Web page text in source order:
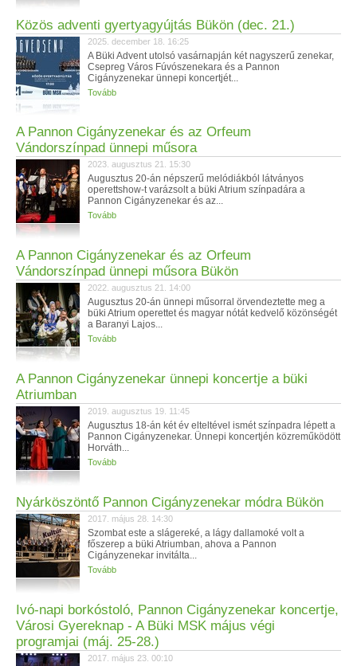
Közös adventi gyertyagyújtás Bükön (dec. 21.)
2025. december 18. 16:25
A Büki Advent utolsó vasárnapján két nagyszerű zenekar,
Csepreg Város Fúvószenekara és a Pannon
Cigányzenekar ünnepi koncertjét...
Tovább
A Pannon Cigányzenekar és az Orfeum
Vándorszínpad ünnepi műsora
2023. augusztus 21. 15:30
Augusztus 20-án népszerű melódiákból látványos
operettshow-t varázsolt a büki Atrium színpadára a
Pannon Cigányzenekar és az...
Tovább
A Pannon Cigányzenekar és az Orfeum
Vándorszínpad ünnepi műsora Bükön
2022. augusztus 21. 14:00
Augusztus 20-án ünnepi műsorral örvendeztette meg a
büki Atrium operettet és magyar nótát kedvelő közönségét
a Baranyi Lajos...
Tovább
A Pannon Cigányzenekar ünnepi koncertje a büki
Atriumban
2019. augusztus 19. 11:45
Augusztus 18-án két év elteltével ismét színpadra lépett a
Pannon Cigányzenekar. Ünnepi koncertjén közreműködött
Horváth...
Tovább
Nyárköszöntő Pannon Cigányzenekar módra Bükön
2017. május 28. 14:30
Szombat este a slágereké, a lágy dallamoké volt a
főszerep a büki Atriumban, ahova a Pannon
Cigányzenekar invitálta...
Tovább
Ivó-napi borkóstoló, Pannon Cigányzenekar koncertje,
Városi Gyereknap - A Büki MSK május végi
programjai (máj. 25-28.)
2017. május 23. 00:10